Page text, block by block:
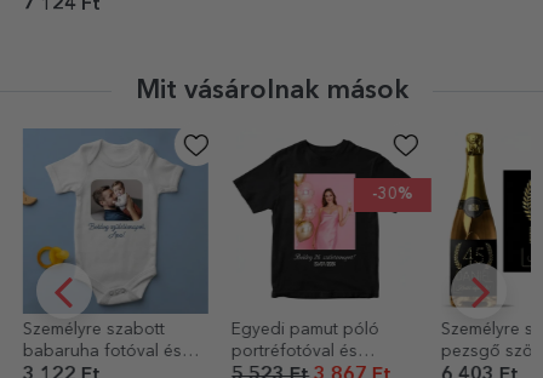
7 124 Ft
Mit vásárolnak mások
-30%
Egyedi pamut póló
portréfotóval és
szöveggel
Személyre szabott
pezsgő szöveggel
születésnapokra -
Személyre